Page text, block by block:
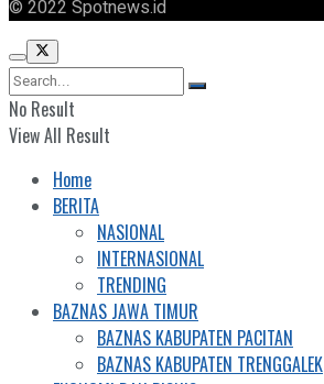
© 2022 Spotnews.id
No Result
View All Result
Home
BERITA
NASIONAL
INTERNASIONAL
TRENDING
BAZNAS JAWA TIMUR
BAZNAS KABUPATEN PACITAN
BAZNAS KABUPATEN TRENGGALEK